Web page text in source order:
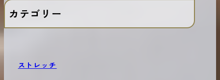
カテゴリー
ストレッチ